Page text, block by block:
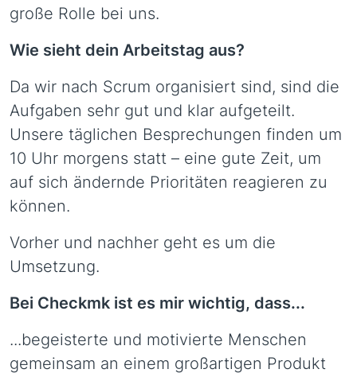
große Rolle bei uns.
Wie sieht dein Arbeitstag aus?
Da wir nach Scrum organisiert sind, sind die
Aufgaben sehr gut und klar aufgeteilt.
Unsere täglichen Besprechungen finden um
10 Uhr morgens statt – eine gute Zeit, um
auf sich ändernde Prioritäten reagieren zu
können.
Vorher und nachher geht es um die
Umsetzung.
Bei Checkmk ist es mir wichtig, dass...
...begeisterte und motivierte Menschen
gemeinsam an einem großartigen Produkt